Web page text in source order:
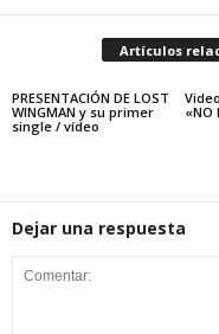
Artículos
PRESENTACIÓN DE LOST
WINGMAN y su primer
single / vídeo
«NO
Dejar una respuesta